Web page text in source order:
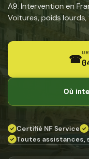
A9. Intervention en
Voitures, poids lourds,
☎
Où
✓ Certifié NF Service ✓
✓ Toutes assistances,